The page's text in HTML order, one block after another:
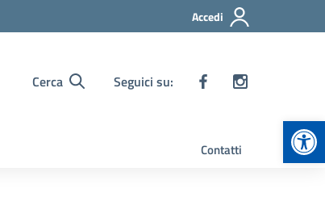
Accedi
Cerca Seguici su:
Contatti